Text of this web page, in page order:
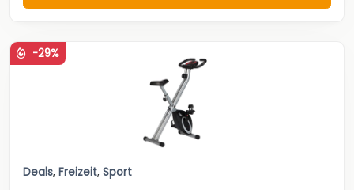
-29%
Deals, Freizeit, Sport